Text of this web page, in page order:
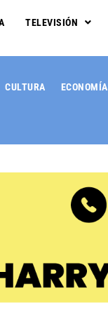
TELEVISIÓN
CULTURA ECONOMÍA